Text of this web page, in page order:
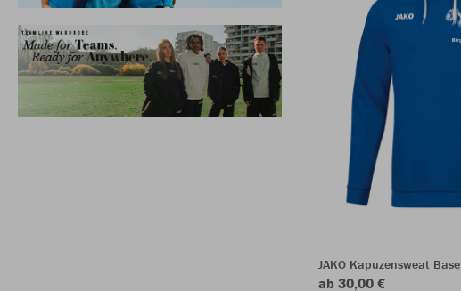
JAKO Kapuzensweat Base
ab 30,00 €